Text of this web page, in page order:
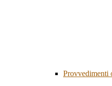
Provvedimenti